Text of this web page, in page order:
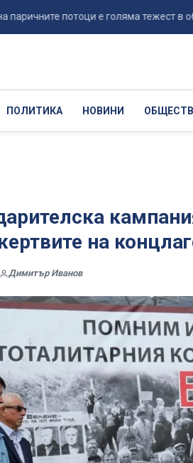
потоци е голяма тежест в об...
ПОЛИТИКА НОВИНИ
на
Димитър Иванов